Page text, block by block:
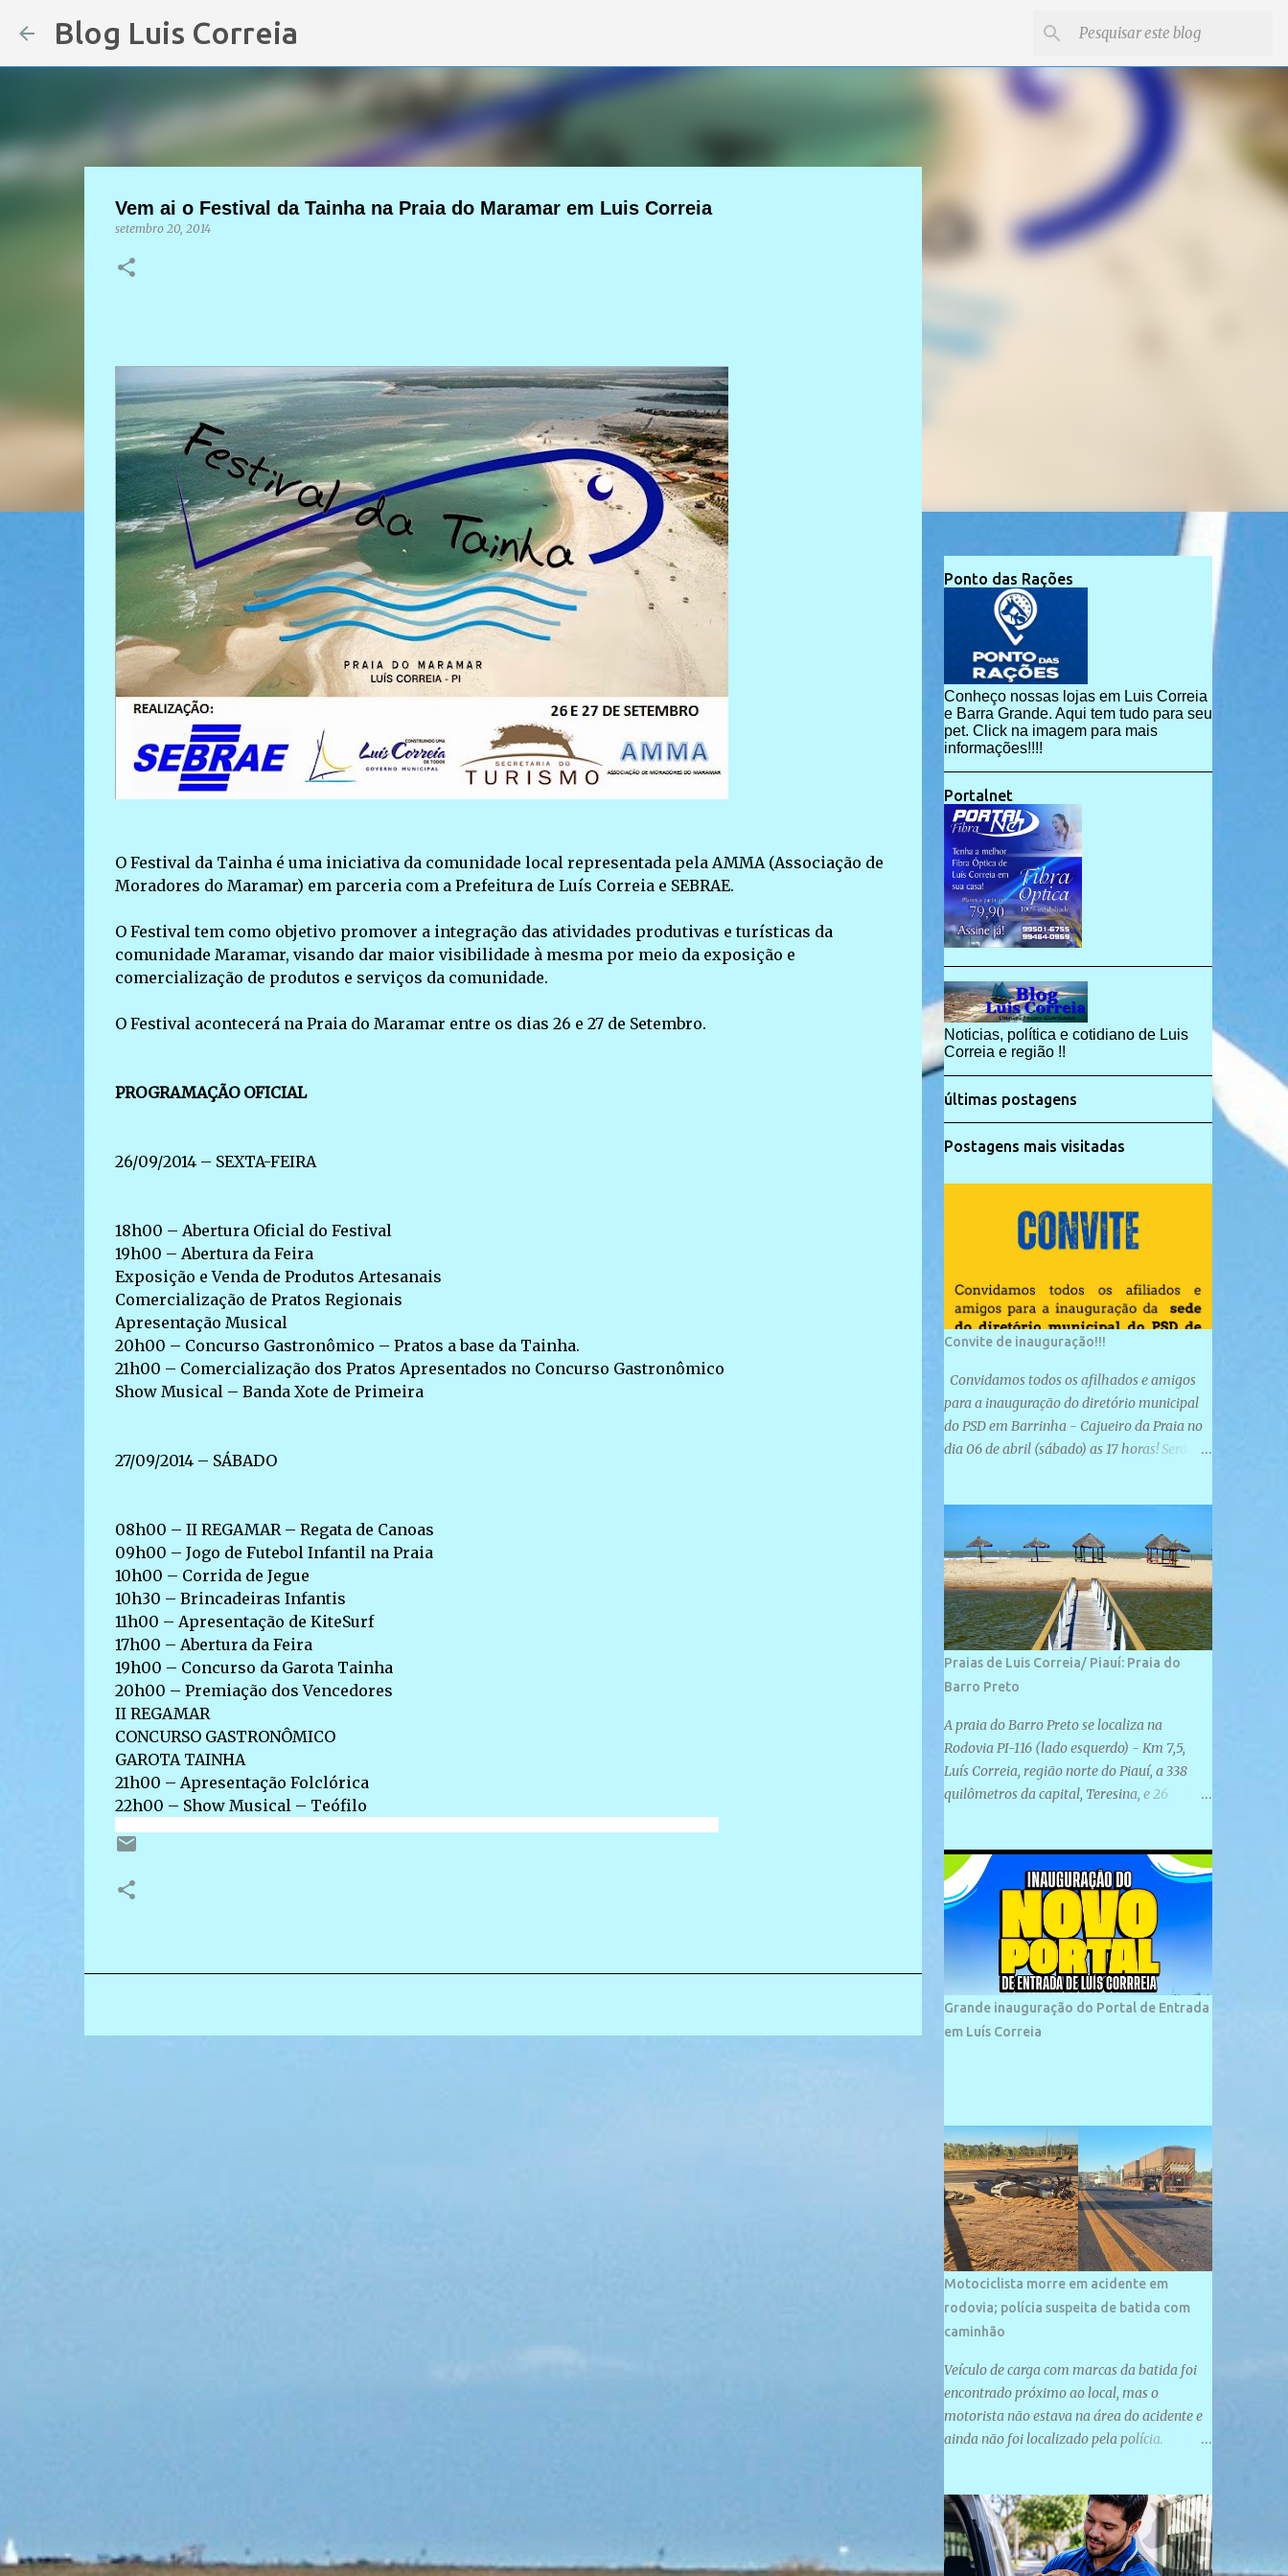
Blog Luis Correia
Vem ai o Festival da Tainha na Praia do Maramar em Luis Correia
setembro 20, 2014
O Festival da Tainha é uma iniciativa da comunidade local representada pela AMMA (Associação de
Moradores do Maramar) em parceria com a Prefeitura de Luís Correia e SEBRAE.
O Festival tem como objetivo promover a integração das atividades produtivas e turísticas da
comunidade Maramar, visando dar maior visibilidade à mesma por meio da exposição e
comercialização de produtos e serviços da comunidade.
O Festival acontecerá na Praia do Maramar entre os dias 26 e 27 de Setembro.
PROGRAMAÇÃO OFICIAL
26/09/2014 – SEXTA-FEIRA
18h00 – Abertura Oficial do Festival
19h00 – Abertura da Feira
Exposição e Venda de Produtos Artesanais
Comercialização de Pratos Regionais
Apresentação Musical
20h00 – Concurso Gastronômico – Pratos a base da Tainha.
21h00 – Comercialização dos Pratos Apresentados no Concurso Gastronômico
Show Musical – Banda Xote de Primeira
27/09/2014 – SÁBADO
08h00 – II REGAMAR – Regata de Canoas
09h00 – Jogo de Futebol Infantil na Praia
10h00 – Corrida de Jegue
10h30 – Brincadeiras Infantis
11h00 – Apresentação de KiteSurf
17h00 – Abertura da Feira
19h00 – Concurso da Garota Tainha
20h00 – Premiação dos Vencedores
II REGAMAR
CONCURSO GASTRONÔMICO
GAROTA TAINHA
21h00 – Apresentação Folclórica
22h00 – Show Musical – Teófilo
Ponto das Rações
Conheço nossas lojas em Luis Correia
e Barra Grande. Aqui tem tudo para seu
pet. Click na imagem para mais
informações!!!!
Portalnet
Noticias, política e cotidiano de Luis
Correia e região !!
últimas postagens
Postagens mais visitadas
Convite de inauguração!!!
Convidamos todos os afilhados e amigos
para a inauguração do diretório municipal
do PSD em Barrinha - Cajueiro da Praia no
dia 06 de abril (sábado) as 17 horas! Será
localizada na Rua São José, 98 Barrinha -
Cajueiro da Praia.
Praias de Luis Correia/ Piauí: Praia do
Barro Preto
A praia do Barro Preto se localiza na
Rodovia PI-116 (lado esquerdo) - Km 7,5,
Luís Correia, região norte do Piauí, a 338
quilômetros da capital, Teresina, e 26
plana e retilínea na maior parte de sua
extensão, chegando a mais ou menos a 1,5
km de paisagens exuberantes. Possui ondas
suaves devido ao extensivo molhe de pedras
que não chegam a 2 metros de altura, não
apresentando dunas em seu espaço
geográfico. Não se sabe ao certo porque a
praia leva esse nome, e muitas das suas
vizinhos. O bairro onde se localiza a praia é
palco de amplos investimentos e projetos
grandiosos como hotéis, pousadas e
residências de veraneio de grande porte. O
maior empreendimento fixado nessa área é
o SESC Praia, inaugurado em 12 de julho de
1996. Com arquitetura moderna,...
Grande inauguração do Portal de Entrada
em Luís Correia
Motociclista morre em acidente em
rodovia; polícia suspeita de batida com
caminhão
Veículo de carga com marcas da batida foi
encontrado próximo ao local, mas o
motorista não estava na área do acidente e
ainda não foi localizado pela polícia.
Divulgação/PMPI João Pedro de Sousa
Santos morreu na manhã desta sexta-feira
(31) em um acidente na PI-247, na zona